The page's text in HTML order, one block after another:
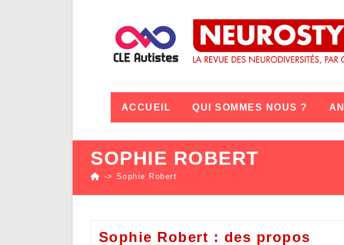
ACCUEIL QUI SOMMES NOUS ?
SOPHIE ROBERT
-> Sophie Robert
Sophie Robert : des propos